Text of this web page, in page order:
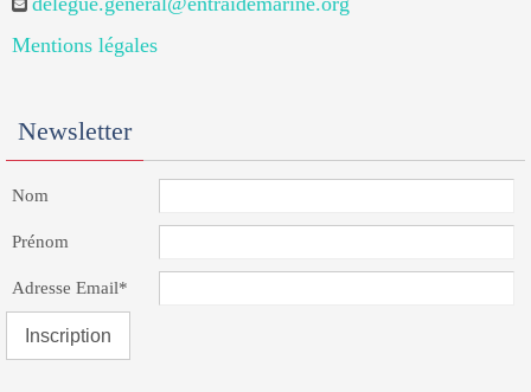
Mentions légales
Newsletter
Nom
Prénom
Adresse Email*